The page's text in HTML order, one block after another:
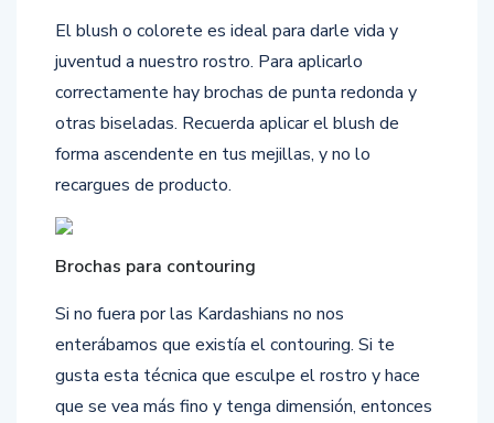
El blush o colorete es ideal para darle vida y
juventud a nuestro rostro. Para aplicarlo
correctamente hay brochas de punta redonda y
otras biseladas. Recuerda aplicar el blush de
forma ascendente en tus mejillas, y no lo
recargues de producto.
Brochas para contouring
Si no fuera por las Kardashians no nos
enterábamos que existía el contouring. Si te
gusta esta técnica que esculpe el rostro y hace
que se vea más fino y tenga dimensión, entonces